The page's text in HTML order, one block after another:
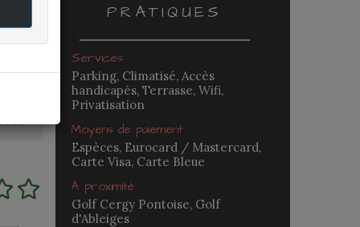
PRATIQUES
Services
Parking, Climatisé, Accès
handicapés, Terrasse, Wifi,
Privatisation
Moyens de paiement
Espèces, Eurocard / Mastercard,
Carte Visa, Carte Bleue
À proximité
Golf Cergy Pontoise, Golf
d'Ableiges